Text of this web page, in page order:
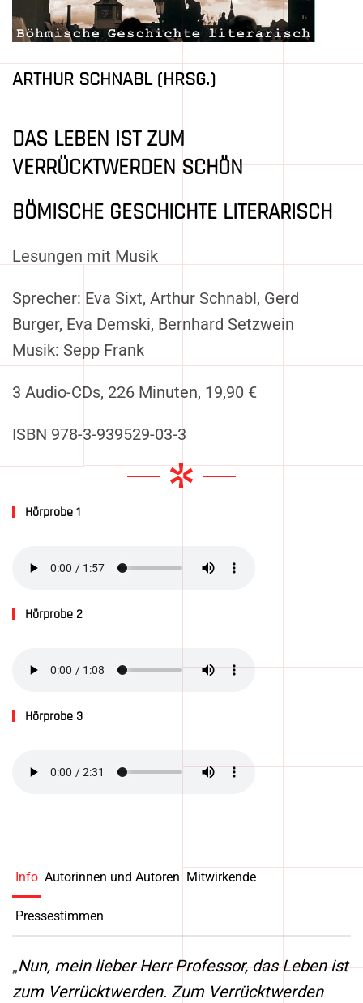
ARTHUR SCHNABL (HRSG.)
DAS LEBEN IST ZUM
VERRÜCKTWERDEN SCHÖN
BÖMISCHE GESCHICHTE LITERARISCH
Lesungen mit Musik
Sprecher: Eva Sixt, Arthur Schnabl, Gerd
Burger, Eva Demski, Bernhard Setzwein
Musik: Sepp Frank
3 Audio-CDs, 226 Minuten, 19,90 €
ISBN 978-3-939529-03-3
Hörprobe 1
Hörprobe 2
Hörprobe 3
Info Autorinnen und Autoren Mitwirkende
Pressestimmen
„Nun, mein lieber Herr Professor, das Leben ist
zum Verrücktwerden. Zum Verrücktwerden